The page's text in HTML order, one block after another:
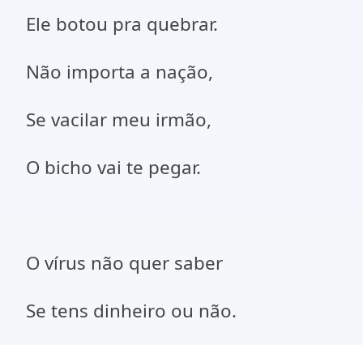
Ele botou pra quebrar.
Não importa a nação,
Se vacilar meu irmão,
O bicho vai te pegar.
O vírus não quer saber
Se tens dinheiro ou não.